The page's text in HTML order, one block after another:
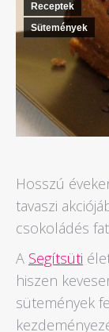
Receptek
Sütemények
Hosszú
tavaszi
csokoládés
A Segítsüti
hiszen
sütemények